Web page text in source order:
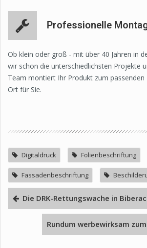
Professionelle
Ob klein oder groß - mit über 40 Jahren in
wir schon die unterschiedlichsten Projekte
Team montiert Ihr Produkt zum
Ort für Sie.
Digitaldruck Folienbeschriftung
Fassadenbeschriftung
Die DRK-Rettungswache in
Rundum werbewirksam